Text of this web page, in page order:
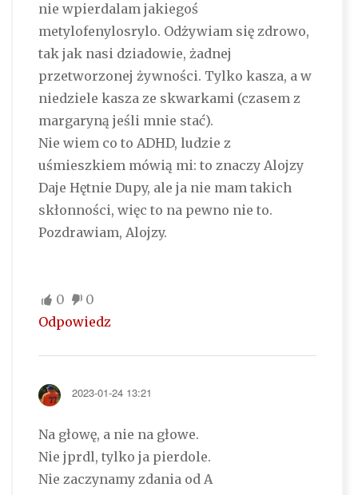
nie wpierdalam jakiegoś
metylofenylosrylo. Odżywiam się zdrowo,
tak jak nasi dziadowie, żadnej
przetworzonej żywności. Tylko kasza, a w
niedziele kasza ze skwarkami (czasem z
margaryną jeśli mnie stać).
Nie wiem co to ADHD, ludzie z
uśmieszkiem mówią mi: to znaczy Alojzy
Daje Hętnie Dupy, ale ja nie mam takich
skłonności, więc to na pewno nie to.
Pozdrawiam, Alojzy.
0
0
Odpowiedz
2023-01-24 13:21
Na głowę, a nie na głowe.
Nie jprdl, tylko ja pierdole.
Nie zaczynamy zdania od A